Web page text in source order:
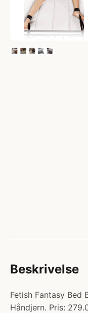
Beskrivelse
Fetish Fantasy Bed
Håndjern. Pris: